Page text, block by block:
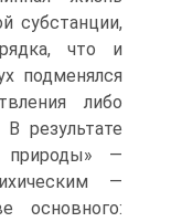
субстанции,
что и
подменялся
либо
результате
природы» —
—
основного: